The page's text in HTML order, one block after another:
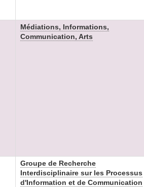
Médiations, Informations,
Communication, Arts
Groupe de Recherche
Interdisciplinaire sur les Processus
d'Information et de Communication